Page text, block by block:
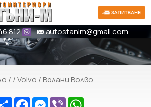
812 autostanim@gmail.com
/ /Volvo / Волани Волво
ShareFacebookMessenger
Viber